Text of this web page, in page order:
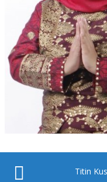
Titin